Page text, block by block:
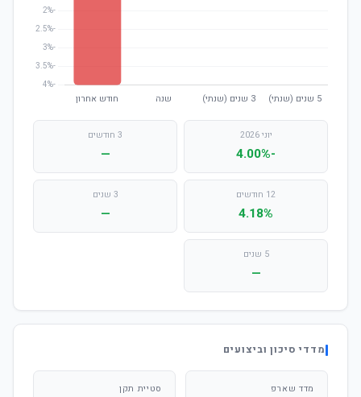
יוני 2026
-4.00%
3 חודשים
—
12 חודשים
4.18%
3 שנים
—
5 שנים
—
מדדי סיכון וביצועים
מדד שארפ סטיית תקן